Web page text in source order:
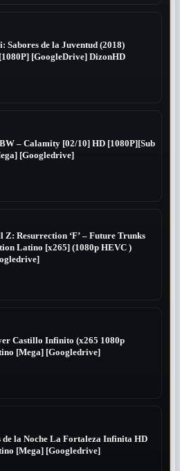
Sabores de la Juventud (2018)
[GoogleDrive] DizonHD
– Calamity [02/10] HD [1080P][Sub
[Googledrive]
Z: Resurrection ‘F’ – Future Trunks
Latino [x265] (1080p HEVC )
Castillo Infinito (x265 1080p
[Mega] [Googledrive]
de la Noche La Fortaleza Infinita HD
[Mega] [Googledrive]